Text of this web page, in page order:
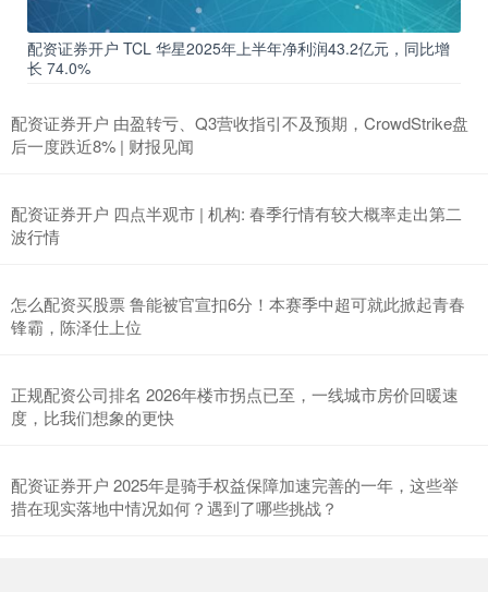
配资证券开户 TCL 华星2025年上半年净利润43.2亿元，同比增
长 74.0%
配资证券开户 由盈转亏、Q3营收指引不及预期，CrowdStrike盘
后一度跌近8% | 财报见闻
配资证券开户 四点半观市 | 机构: 春季行情有较大概率走出第二
波行情
怎么配资买股票 鲁能被官宣扣6分！本赛季中超可就此掀起青春
锋霸，陈泽仕上位
正规配资公司排名 2026年楼市拐点已至，一线城市房价回暖速
度，比我们想象的更快
配资证券开户 2025年是骑手权益保障加速完善的一年，这些举
措在现实落地中情况如何？遇到了哪些挑战？